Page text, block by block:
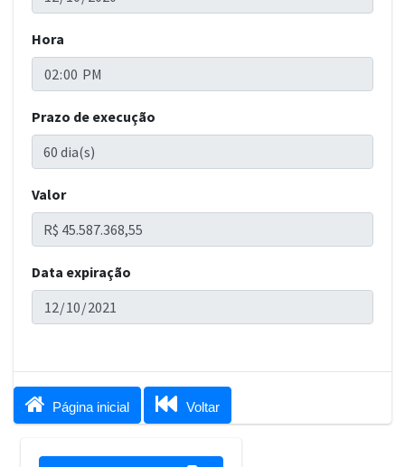
Hora
Prazo de execução
Valor
Data expiração
 Página inicial  Voltar